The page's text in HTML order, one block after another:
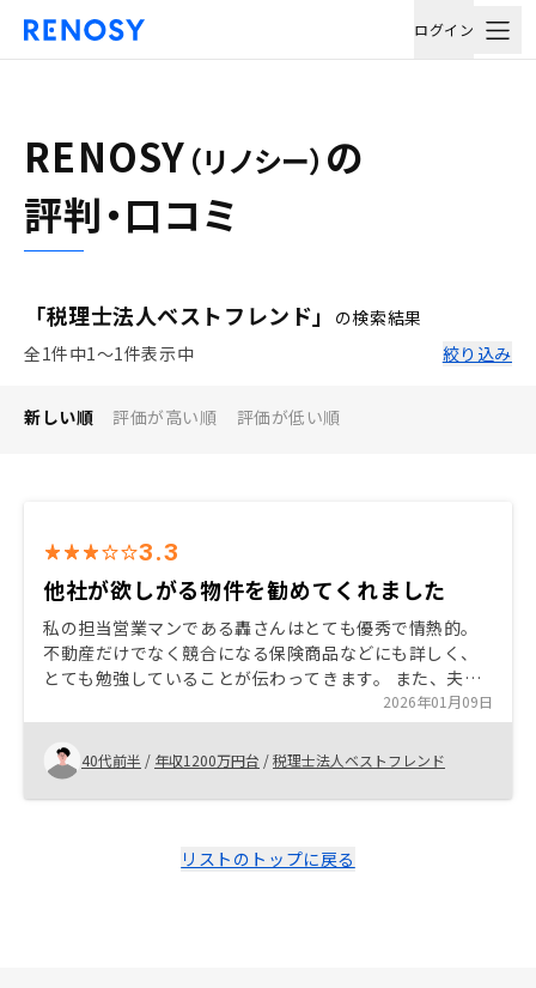
ログイン
RENOSY （リノシー） の
評判・口コミ
「税理士法人ベストフレンド」
の検索結果
全1件中1〜1件表示中
絞り込み
新しい順 評価が高い順 評価が低い順
3.3
他社が欲しがる物件を勧めてくれました
私の担当営業マンである轟さんはとても優秀で情熱的。
不動産だけでなく競合になる保険商品などにも詳しく、
とても勉強していることが伝わってきます。 また、夫婦
で不動産を5つ購入していますが他社から「購入したい」
という旨の郵送物がよく届くので、良い物件を勧めても
らえたと実感しています。
2026年01月09日
40代前半 / 年収1200万円台 /税理士法人ベストフレンド
リストのトップに戻る